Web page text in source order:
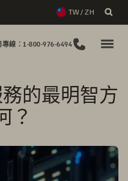
TW / ZH
專線：1-800-976-6494
的最明智方
？